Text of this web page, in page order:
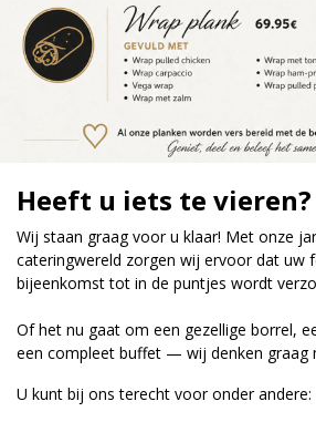
Heeft u iets te vieren?
Wij staan graag voor u klaar! Met onze
cateringwereld zorgen wij ervoor dat uw
bijeenkomst tot in de puntjes wordt
Of het nu gaat om een gezellige borrel,
een compleet buffet — wij denken graag
U kunt bij ons terecht voor onder andere: